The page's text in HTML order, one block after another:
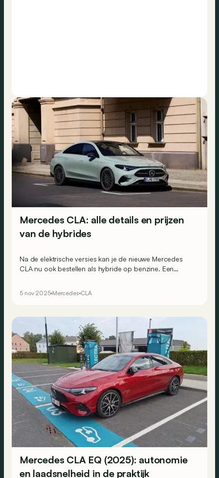
Mercedes CLA: alle details en prijzen
van de hybrides
Na de elektrische versies kan je de nieuwe Mercedes
CLA nu ook bestellen als hybride op benzine. Een
5 nov 2025 Mercedes CLA
Mercedes CLA EQ (2025): autonomie
en laadsnelheid in de praktijk